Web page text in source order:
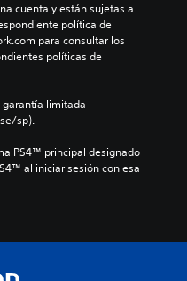
cuenta y están sujetas a
política de
para consultar los
políticas de
garantía limitada
sp).
PS4™ principal designado
al iniciar sesión con esa